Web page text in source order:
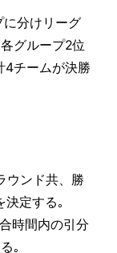
分けリーグ
グループ2位
4チームが決勝
ウンド共、勝
決定する｡
時間内の引分
｡